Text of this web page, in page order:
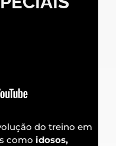
do treino em
como idosos,